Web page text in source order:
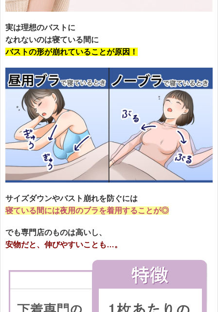
実は理想のバストに
なれないのは寝ている間に
バストの形が崩れていることが原因！
サイズダウンやバスト崩れを防ぐには
寝ている間には夜用のブラを着用することが◎
でも専門店のものは高いし、
安物だと、伸びやすいことも…。